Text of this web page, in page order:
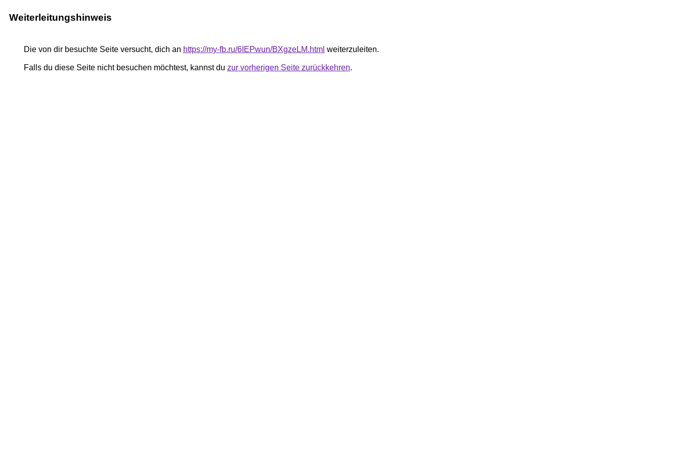
Weiterleitungshinweis
Die von dir besuchte Seite versucht, dich an https://my-fb.ru/6IEPwun/BXgzeLM.html weiterzuleiten.
Falls du diese Seite nicht besuchen möchtest, kannst du zur vorherigen Seite zurückkehren.